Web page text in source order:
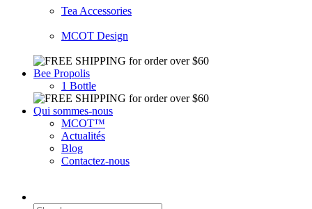
Tea Accessories
MCOT Design
Bee Propolis
1 Bottle
Qui sommes-nous
MCOT™
Actualités
Blog
Contactez-nous